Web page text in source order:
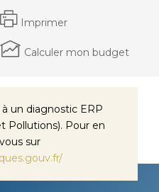
Imprimer
Calculer mon budget
un diagnostic ERP
Pollutions). Pour en
sur